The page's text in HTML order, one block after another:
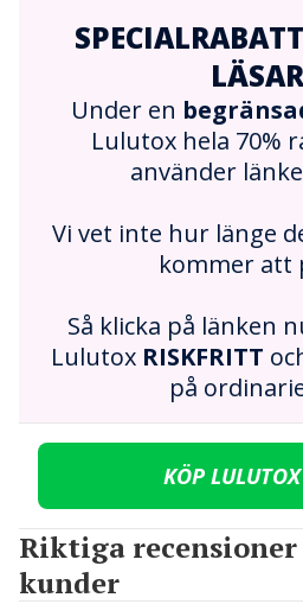
Under en
Lulutox hela 70%
använder
Vi vet inte hur länge
kommer att
Så klicka på länken
Lulutox RISKFRITT
på
KÖP
Riktiga
kunder